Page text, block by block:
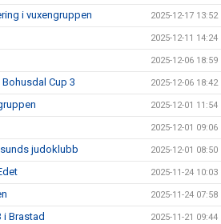
i vuxengruppen 2025-12-17 13:52
2025-12-11 14:24
2025-12-06 18:59
Cup 3 2025-12-06 18:42
2025-12-01 11:54
2025-12-01 09:06
judoklubb 2025-12-01 08:50
2025-11-24 10:03
2025-11-24 07:58
i Brastad 2025-11-21 09:44